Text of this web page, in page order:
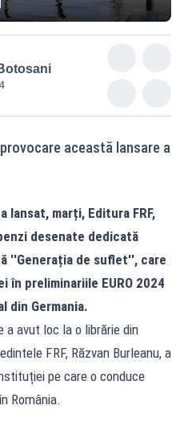
această lansare a
lansat, marți, Editura FRF,
desenate dedicată
''Generația de suflet'', care
în preliminariile EURO 2024
din Germania.
a avut loc la o librărie din
FRF, Răzvan Burleanu, a
pe care o conduce
România.